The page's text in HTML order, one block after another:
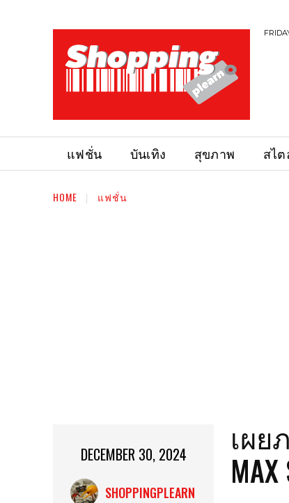
แฟชั่น บันเทิง สุขภาพ สไ
HOME แฟชั่น
DECEMBER 30, 2024
SHOPPINGPLEARN
เผย
MAX